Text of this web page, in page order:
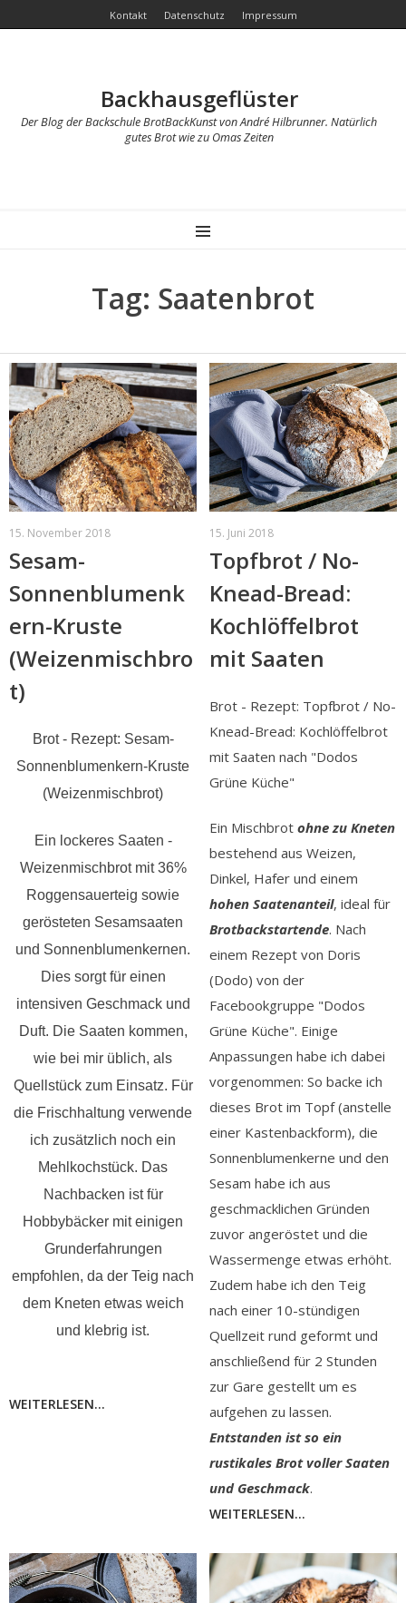
Kontakt Datenschutz Impressum
Backhausgeflüster
Der Blog der Backschule BrotBackKunst von André Hilbrunner. Natürlich
gutes Brot wie zu Omas Zeiten
MENU
Tag: Saatenbrot
15. November 2018
Sesam-
Sonnenblumenk
ern-Kruste
(Weizenmischbro
t)
Brot - Rezept: Sesam-
Sonnenblumenkern-Kruste
(Weizenmischbrot)
Ein lockeres Saaten -
Weizenmischbrot mit 36%
Roggensauerteig sowie
gerösteten Sesamsaaten
und Sonnenblumenkernen.
Dies sorgt für einen
intensiven Geschmack und
Duft. Die Saaten kommen,
wie bei mir üblich, als
Quellstück zum Einsatz. Für
die Frischhaltung verwende
ich zusätzlich noch ein
Mehlkochstück. Das
Nachbacken ist für
Hobbybäcker mit einigen
Grunderfahrungen
empfohlen, da der Teig nach
dem Kneten etwas weich
und klebrig ist.
WEITERLESEN...
15. Juni 2018
Topfbrot / No-
Knead-Bread:
Kochlöffelbrot
mit Saaten
Brot - Rezept: Topfbrot / No-
Knead-Bread: Kochlöffelbrot
mit Saaten nach "Dodos
Grüne Küche"
Ein Mischbrot ohne zu Kneten
bestehend aus Weizen,
Dinkel, Hafer und einem
hohen Saatenanteil, ideal für
Brotbackstartende. Nach
einem Rezept von Doris
(Dodo) von der
Facebookgruppe "Dodos
Grüne Küche". Einige
Anpassungen habe ich dabei
vorgenommen: So backe ich
dieses Brot im Topf (anstelle
einer Kastenbackform), die
Sonnenblumenkerne und den
Sesam habe ich aus
geschmacklichen Gründen
zuvor angeröstet und die
Wassermenge etwas erhöht.
Zudem habe ich den Teig
nach einer 10-stündigen
Quellzeit rund geformt und
anschließend für 2 Stunden
zur Gare gestellt um es
aufgehen zu lassen.
Entstanden ist so ein
rustikales Brot voller Saaten
und Geschmack.
WEITERLESEN...